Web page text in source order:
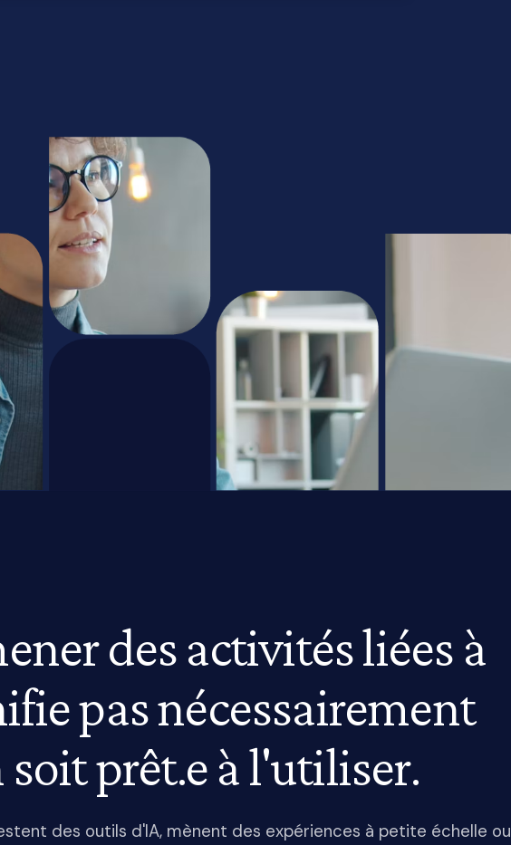
des activités liées à
pas nécessairement
prêt.e à l'utiliser.
des outils d'IA, mènent des expériences à petite échelle ou